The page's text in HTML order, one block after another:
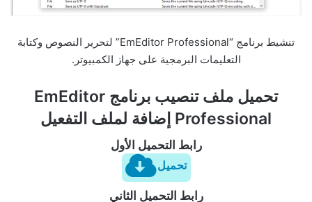
تنشيط برنامج “EmEditor Professional” لتحرير النصوص وكتابة
التعليمات البرمجية على جهاز الكمبيوتر.
تحميل ملف تنصيب برنامج EmEditor
Professional إضافة لملف التفعيل
رابط التحميل الأول
تحميل
رابط التحميل الثاني